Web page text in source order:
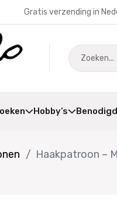
Gratis verzending in
Hobby’s
Haakpatroon –